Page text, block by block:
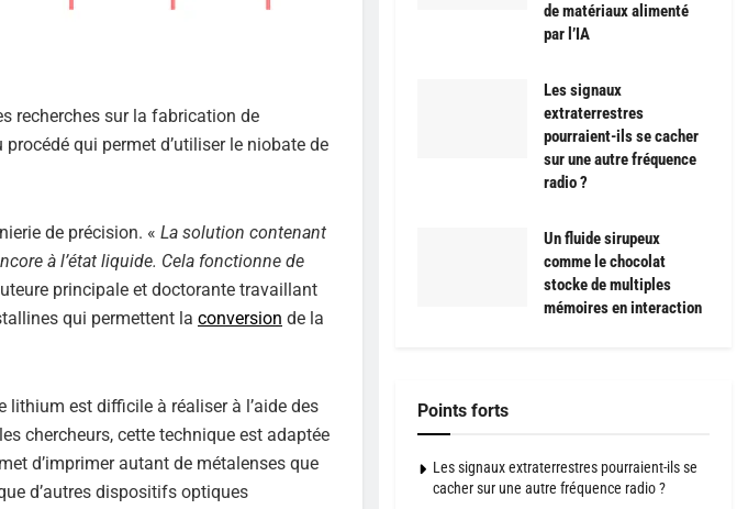
recherches sur la fabrication de
qui permet d’utiliser le niobate de
de précision. « La solution contenant
à l’état liquide. Cela fonctionne de
principale et doctorante travaillant
qui permettent la conversion de la
est difficile à réaliser à l’aide des
chercheurs, cette technique est adaptée
d’imprimer autant de métalenses que
d’autres dispositifs optiques
de matériaux alimenté
par l’IA
Les signaux
extraterrestres
pourraient-ils se cacher
sur une autre fréquence
radio ?
Un fluide sirupeux
comme le chocolat
stocke de multiples
mémoires en interaction
Points forts
Les signaux extraterrestres pourraient-ils se
cacher sur une autre fréquence radio ?